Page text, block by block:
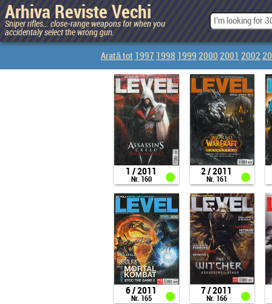
Arhiva Reviste Vechi
Sniper rifles... close-range weapons for when you
accidentaly select the wrong gun.
Arată tot 1997 1998 1999 2000 2001 2002
1 / 2011
Nr. 160
2 / 2011
Nr. 161
6 / 2011
Nr. 165
7 / 2011
Nr. 166